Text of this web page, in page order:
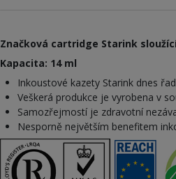
Značková cartridge Starink
Kapacita: 14 ml
Inkoustové kazety Starink dnes
Veškerá produkce je vyrobena v
Samozřejmostí je zdravotní
Nesporně největším benefitem